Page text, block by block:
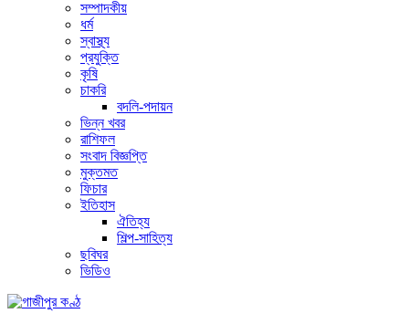
সম্পাদকীয়
ধর্ম
স্বাস্থ্য
প্রযুক্তি
কৃষি
চাকরি
বদলি-পদায়ন
ভিন্ন খবর
রাশিফল
সংবাদ বিজ্ঞপ্তি
মুক্তমত
ফিচার
ইতিহাস
ঐতিহ্য
শিল্প-সাহিত্য
ছবিঘর
ভিডিও